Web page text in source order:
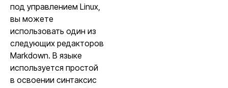
под управлением Linux,
вы можете
использовать один из
следующих редакторов
Markdown. В языке
используется простой
в освоении синтаксис